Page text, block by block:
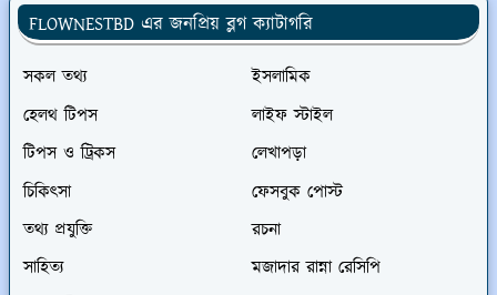
FLOWNESTBD এর জনপ্রিয় ব্লগ ক্যাটাগরি
সকল তথ্য
ইসলামিক
হেলথ টিপস
লাইফ স্টাইল
টিপস ও ট্রিকস
লেখাপড়া
চিকিৎসা
ফেসবুক পোস্ট
তথ্য প্রযুক্তি
রচনা
সাহিত্য
মজাদার রান্না রেসিপি